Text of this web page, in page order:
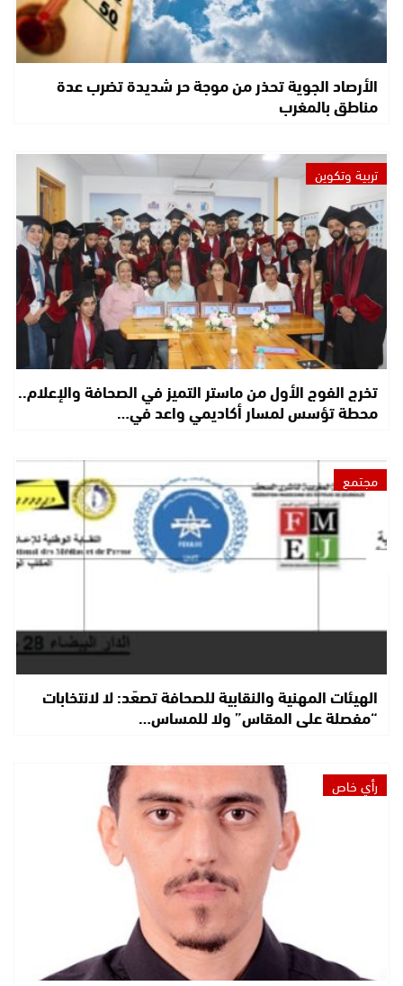
الأرصاد الجوية تحذر من موجة حر شديدة تضرب عدة
مناطق بالمغرب
تربية وتكوين
تخرج الفوج الأول من ماستر التميز في الصحافة والإعلام..
محطة تؤسس لمسار أكاديمي واعد في…
مجتمع
الهيئات المهنية والنقابية للصحافة تصعّد: لا لانتخابات
“مفصلة على المقاس” ولا للمساس…
رأي خاص